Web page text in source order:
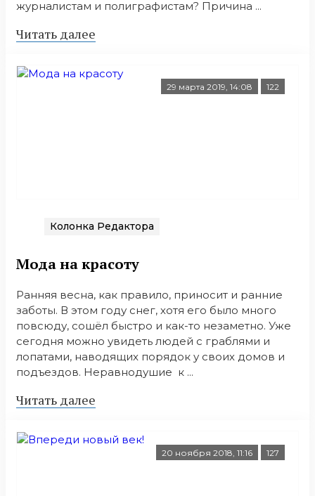
журналистам и полиграфистам? Причина ...
Читать далее
29 марта 2019, 14:08 122
Колонка Редактора
Мода на красоту
Ранняя весна, как правило, приносит и ранние
заботы. В этом году снег, хотя его было много
повсюду, сошёл быстро и как-то незаметно. Уже
сегодня можно увидеть людей с граблями и
лопатами, наводящих порядок у своих домов и
подъездов. Неравнодушие к ...
Читать далее
20 ноября 2018, 11:16 127